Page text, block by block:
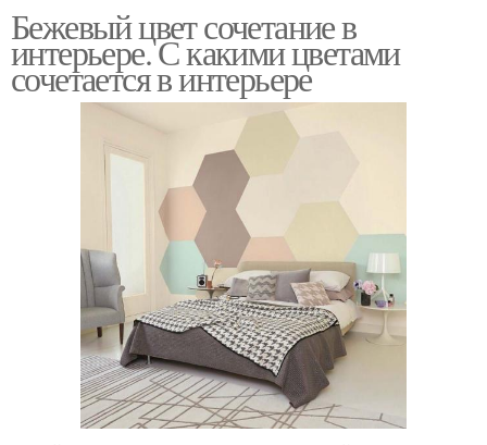
Бежевый цвет сочетание в
интерьере. С какими цветами
сочетается в интерьере